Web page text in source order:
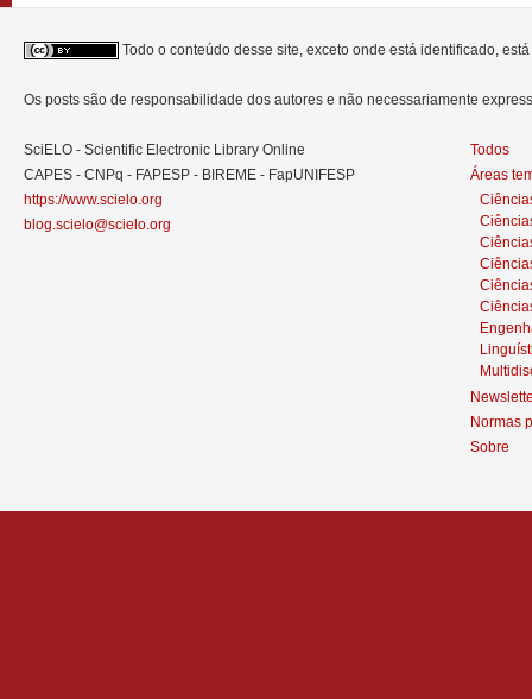
Todo o conteúdo desse site, exceto onde está identificado,
Os posts são de responsabilidade dos autores e não necessariamente
SciELO - Scientific Electronic Library Online
CAPES - CNPq - FAPESP - BIREME - FapUNIFESP
https://www.scielo.org
blog.scielo@scielo.org
Todos
Áreas
Normas
Sobre